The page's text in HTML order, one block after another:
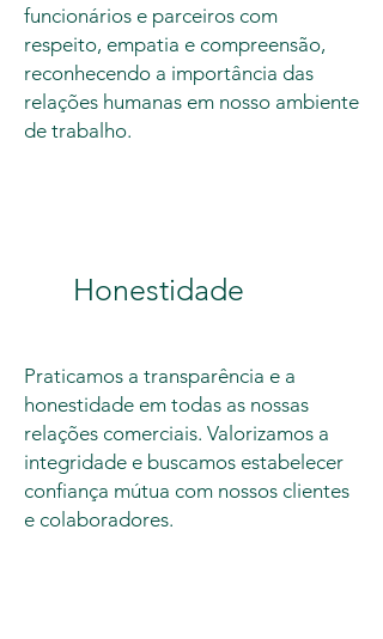
funcionários e parceiros com
respeito, empatia e compreensão,
reconhecendo a importância das
relações humanas em nosso ambiente
de trabalho.
Honestidade
Praticamos a transparência e a
honestidade em todas as nossas
relações comerciais. Valorizamos a
integridade e buscamos estabelecer
confiança mútua com nossos clientes
e colaboradores.